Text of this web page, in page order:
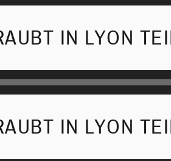
IN LYON
IN LYON